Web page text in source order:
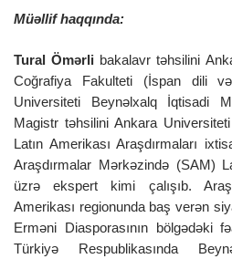
Müəllif haqqında:
Tural Ömərli bakalavr təhsilini
Coğrafiya Fakulteti (İspan dili
Universiteti Beynəlxalq İqtisadi
Magistr təhsilini Ankara
Latın Amerikası Araşdırmaları
Araşdırmalar Mərkəzində (SAM)
üzrə ekspert kimi çalışıb.
Amerikası regionunda baş verən
Erməni Diasporasının bölgədəki
Türkiyə Respublikasında